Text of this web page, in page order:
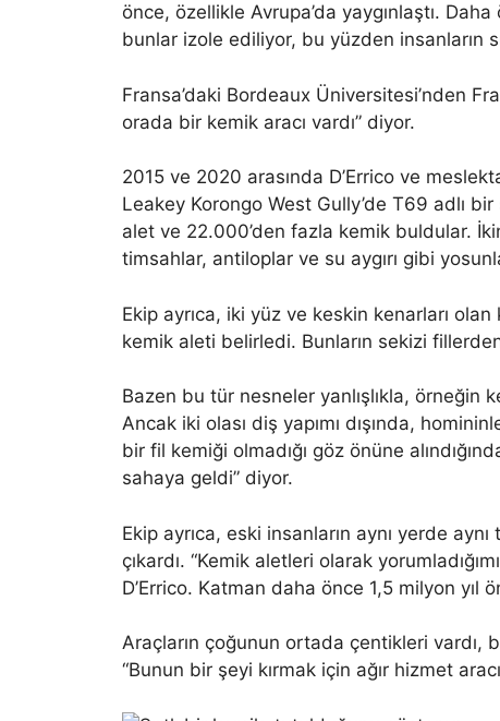
önce, özellikle Avrupa’da yaygınlaştı.
bunlar izole ediliyor, bu yüzden insanların
Fransa’daki Bordeaux Üniversitesi’nden
orada bir kemik aracı vardı” diyor.
2015 ve 2020 arasında D’Errico ve
Leakey Korongo West Gully’de T69 adlı
alet ve 22.000’den fazla kemik buldular.
timsahlar, antiloplar ve su aygırı gibi
Ekip ayrıca, iki yüz ve keskin kenarları
kemik aleti belirledi. Bunların sekizi
Bazen bu tür nesneler yanlışlıkla, örneğin
Ancak iki olası diş yapımı dışında,
bir fil kemiği olmadığı göz önüne
sahaya geldi” diyor.
Ekip ayrıca, eski insanların aynı yerde
çıkardı. “Kemik aletleri olarak
D’Errico. Katman daha önce 1,5 milyon yıl
Araçların çoğunun ortada çentikleri vardı,
“Bunun bir şeyi kırmak için ağır hizmet